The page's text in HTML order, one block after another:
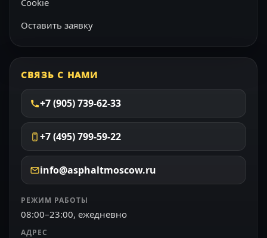
Cookie
Оставить заявку
СВЯЗЬ С НАМИ
+7 (905) 739-62-33
+7 (495) 799-59-22
info@asphaltmoscow.ru
РЕЖИМ РАБОТЫ
08:00–23:00, ежедневно
АДРЕС